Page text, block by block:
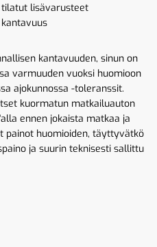
tilatut lisävarusteet
kantavuuden, sinun on
varmuuden vuoksi huomioon
ajokunnossa -toleranssit.
kuormatun matkailuauton
ennen jokaista matkaa ja
painot huomioiden, täyttyvätkö
ja suurin teknisesti sallittu